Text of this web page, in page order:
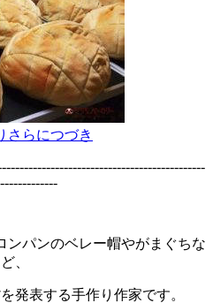
さらにつづき
ンパンのベレー帽やがまぐちな
ど、
発表する手作り作家です。